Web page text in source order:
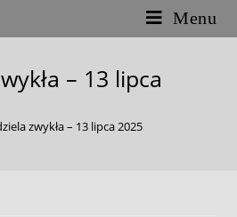
Menu
– 13 lipca
zwykła – 13 lipca 2025